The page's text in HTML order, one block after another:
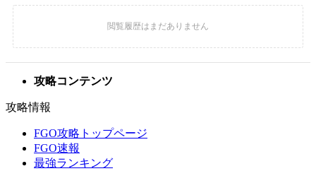
攻略コンテンツ
攻略情報
FGO攻略トップページ
FGO速報
最強ランキング